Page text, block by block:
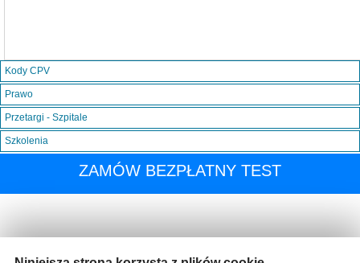
Kody CPV
Prawo
Przetargi - Szpitale
Szkolenia
ZAMÓW BEZPŁATNY TEST